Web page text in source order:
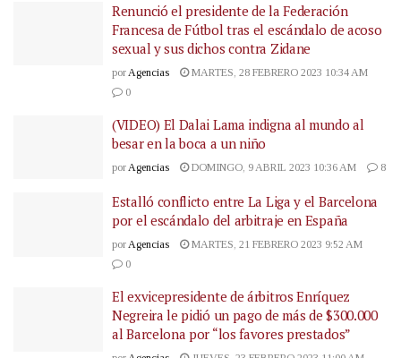
Renunció el presidente de la Federación
Francesa de Fútbol tras el escándalo de acoso
sexual y sus dichos contra Zidane
por Agencias
MARTES, 28 FEBRERO 2023 10:34 AM
0
(VIDEO) El Dalai Lama indigna al mundo al
besar en la boca a un niño
por Agencias DOMINGO, 9 ABRIL 2023 10:36 AM 8
Estalló conflicto entre La Liga y el Barcelona
por el escándalo del arbitraje en España
porAgencias
MARTES, 21 FEBRERO 2023 9:52 AM
0
El exvicepresidente de árbitros Enríquez
Negreira le pidió un pago de más de $300.000
al Barcelona por “los favores prestados”